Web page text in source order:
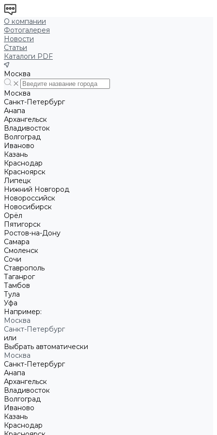
О компании
Фотогалерея
Новости
Статьи
Каталоги PDF
Москва
Москва
Санкт-Петербург
Анапа
Архангельск
Владивосток
Волгоград
Иваново
Казань
Краснодар
Красноярск
Липецк
Нижний Новгород
Новороссийск
Новосибирск
Орёл
Пятигорск
Ростов-на-Дону
Самара
Смоленск
Сочи
Ставрополь
Таганрог
Тамбов
Тула
Уфа
Например:
Москва
Санкт-Петербург
или
Выбрать автоматически
Москва
Санкт-Петербург
Анапа
Архангельск
Владивосток
Волгоград
Иваново
Казань
Краснодар